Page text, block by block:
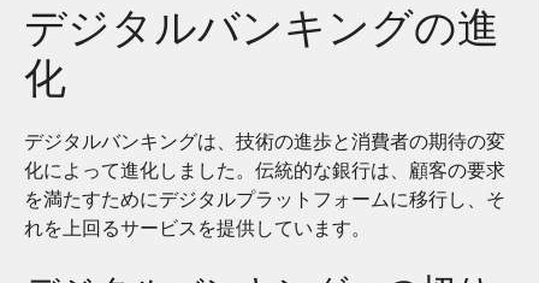
デジタルバンキングの進
化
デジタルバンキングは、技術の進歩と消費者の期待の変
化によって進化しました。伝統的な銀行は、顧客の要求
を満たすためにデジタルプラットフォームに移行し、そ
れを上回るサービスを提供しています。